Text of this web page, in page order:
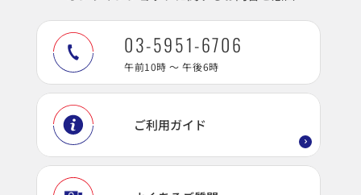
03-5951-6706
午前10時 ～ 午後6時
ご利用ガイド